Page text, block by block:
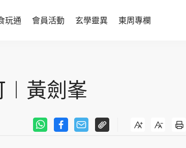
玩通 會員活動 玄學靈異 東周專欄
醫療百科
親子天地
與寵同行
黃劍峯